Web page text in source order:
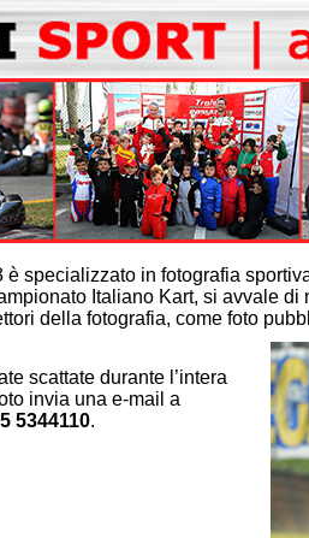
specializzato in fotografia
Italiano Kart, si avvale
della fotografia, come foto
scattate durante l’intera
invia una e-mail a
5344110.
€. 50,00
€. 40,00
€. 40,00
€. 40,00
€. 32,00
€. 30,00
€. 25,00
€. 45,00
€. 130,00
€. 29,00